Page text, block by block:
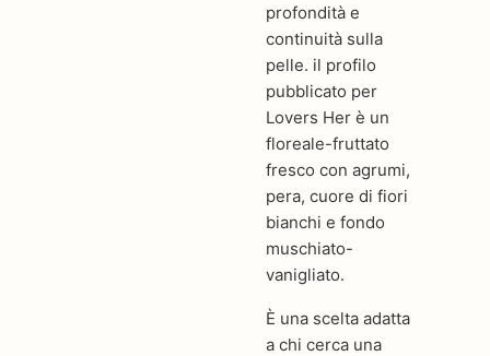
profondità e
continuità sulla
pelle. il profilo
pubblicato per
Lovers Her è un
floreale-fruttato
fresco con agrumi,
pera, cuore di fiori
bianchi e fondo
muschiato-
vanigliato.
È una scelta adatta
a chi cerca una